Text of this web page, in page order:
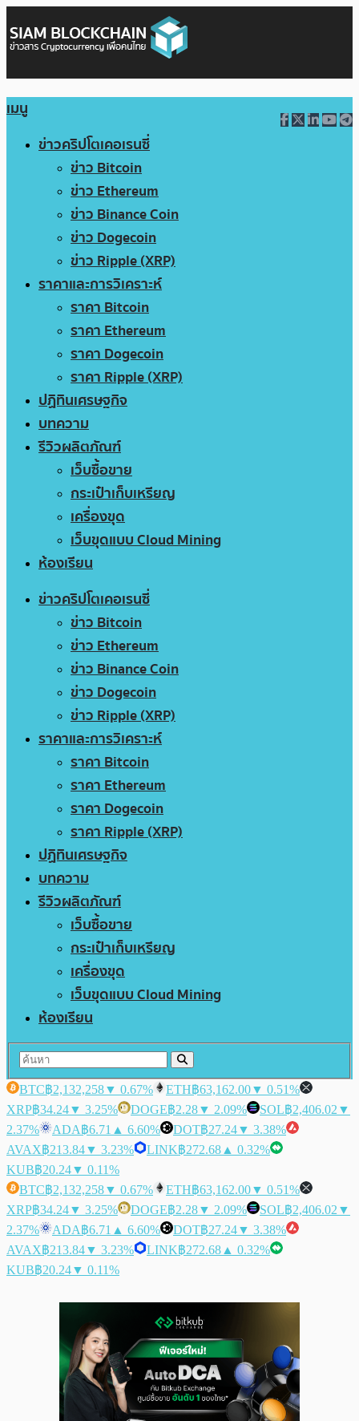
เมนู
ข่าวคริปโตเคอเรนซี่
ข่าว Bitcoin
ข่าว Ethereum
ข่าว Binance Coin
ข่าว Dogecoin
ข่าว Ripple (XRP)
ราคาและการวิเคราะห์
ราคา Bitcoin
ราคา Ethereum
ราคา Dogecoin
ราคา Ripple (XRP)
ปฏิทินเศรษฐกิจ
บทความ
รีวิวผลิตภัณฑ์
เว็บซื้อขาย
กระเป๋าเก็บเหรียญ
เครื่องขุด
เว็บขุดแบบ Cloud Mining
ห้องเรียน
ข่าวคริปโตเคอเรนซี่
ข่าว Bitcoin
ข่าว Ethereum
ข่าว Binance Coin
ข่าว Dogecoin
ข่าว Ripple (XRP)
ราคาและการวิเคราะห์
ราคา Bitcoin
ราคา Ethereum
ราคา Dogecoin
ราคา Ripple (XRP)
ปฏิทินเศรษฐกิจ
บทความ
รีวิวผลิตภัณฑ์
เว็บซื้อขาย
กระเป๋าเก็บเหรียญ
เครื่องขุด
เว็บขุดแบบ Cloud Mining
ห้องเรียน
BTC฿2,132,258▼ 0.67% ETH฿63,162.00▼ 0.51%
XRP฿34.24▼ 3.25% DOGE฿2.28▼ 2.09% SOL฿2,406.02 ▼
2.37%
ADA฿6.71 ▲ 6.60% DOT฿27.24▼ 3.38%
AVAX฿213.84▼ 3.23% LINK฿272.68 ▲ 0.32%
KUB฿20.24▼ 0.11%
BTC฿2,132,258▼ 0.67% ETH฿63,162.00▼ 0.51%
XRP฿34.24▼ 3.25% DOGE฿2.28▼ 2.09% SOL฿2,406.02 ▼
2.37%
ADA฿6.71 ▲ 6.60% DOT฿27.24▼ 3.38%
AVAX฿213.84▼ 3.23% LINK฿272.68 ▲ 0.32%
KUB฿20.24▼ 0.11%